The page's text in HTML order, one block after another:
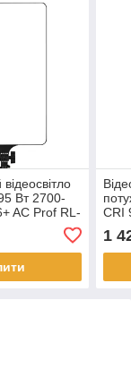
Вт 2700-
AC Prof RL-
CRI
1